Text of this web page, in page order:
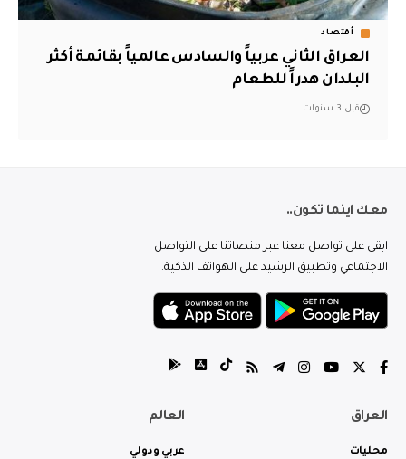
أقتصاد
العراق الثاني عربياً والسادس عالمياً بقائمة أكثر
البلدان هدراً للطعام
قبل 3 سنوات
معك اينما تكون..
ابقى على تواصل معنا عبر منصاتنا على التواصل
الاجتماعي وتطبيق الرشيد على الهواتف الذكية.
العراق
محليات
العالم
عربي ودولي